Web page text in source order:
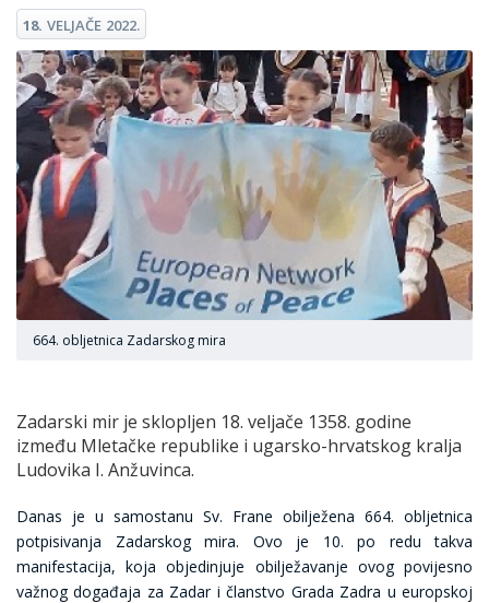
18. VELJAČE 2022.
664. obljetnica Zadarskog mira
Zadarski mir je sklopljen 18. veljače 1358. godine
između Mletačke republike i ugarsko-hrvatskog kralja
Ludovika I. Anžuvinca.
Danas je u samostanu Sv. Frane obilježena 664. obljetnica
potpisivanja Zadarskog mira. Ovo je 10. po redu takva
manifestacija, koja objedinjuje obilježavanje ovog povijesno
važnog događaja za Zadar i članstvo Grada Zadra u europskoj